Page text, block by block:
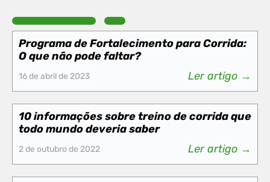
Programa de Fortalecimento para Corrida:
O que não pode faltar?
16 de abril de 2023 Ler artigo →
10 informações sobre treino de corrida que
todo mundo deveria saber
2 de outubro de 2022 Ler artigo →